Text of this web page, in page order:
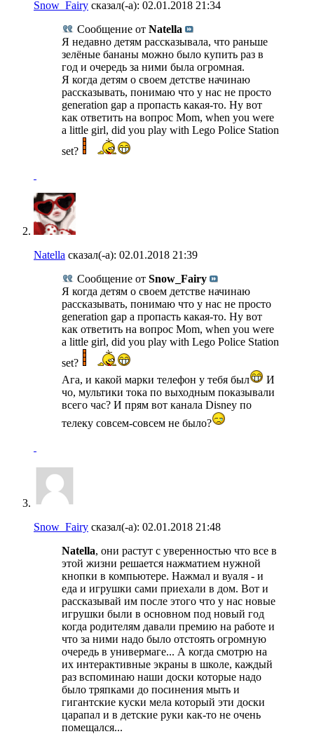
Snow_Fairy сказал(-а): 02.01.2018 21:34
Сообщение от Natella
Я недавно детям рассказывала, что раньше
зелёные бананы можно было купить раз в
год и очередь за ними была огромная.
Я когда детям о своем детстве начинаю
рассказывать, понимаю что у нас не просто
generation gap а пропасть какая-то. Ну вот
как ответить на вопрос Mom, when you were
a little girl, did you play with Lego Police Station
set?
Natella сказал(-а): 02.01.2018 21:39
Сообщение от Snow_Fairy
Я когда детям о своем детстве начинаю
рассказывать, понимаю что у нас не просто
generation gap а пропасть какая-то. Ну вот
как ответить на вопрос Mom, when you were
a little girl, did you play with Lego Police Station
set?
Ага, и какой марки телефон у тебя был
И
чо, мультики тока по выходным показывали
всего час? И прям вот канала Disney по
телеку совсем-совсем не было?
Snow_Fairy сказал(-а): 02.01.2018 21:48
Natella, они растут с уверенностью что все в
этой жизни решается нажматием нужной
кнопки в компьютере. Нажмал и вуаля - и
еда и игрушки сами приехали в дом. Вот и
рассказывай им после этого что у нас новые
игрушки были в основном под новый год
когда родителям давали премию на работе и
что за ними надо было отстоять огромную
очередь в универмаге... А когда смотрю на
их интерактивные экраны в школе, каждый
раз вспоминаю наши доски которые надо
было тряпками до посинения мыть и
гигантские куски мела который эти доски
царапал и в детские руки как-то не очень
помещался...